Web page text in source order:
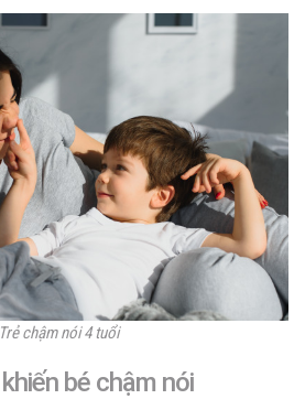
Trẻ chậm nói 4 tuổi
bé chậm nói